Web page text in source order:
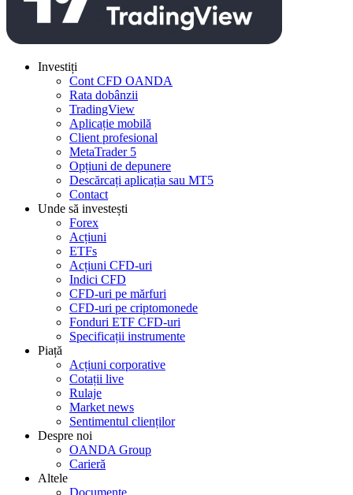
Investiți
Cont CFD OANDA
Rata dobânzii
TradingView
Aplicație mobilă
Client profesional
MetaTrader 5
Opțiuni de depunere
Descărcați aplicația sau MT5
Contact
Unde să investești
Forex
Acțiuni
ETFs
Acțiuni CFD-uri
Indici CFD
CFD-uri pe mărfuri
CFD-uri pe criptomonede
Fonduri ETF CFD-uri
Specificații instrumente
Piață
Acțiuni corporative
Cotații live
Rulaje
Market news
Sentimentul clienților
Despre noi
OANDA Group
Carieră
Altele